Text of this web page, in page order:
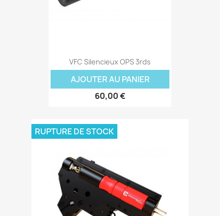
VFC Silencieux OPS 3rds
AJOUTER AU PANIER
60,00 €
RUPTURE DE STOCK